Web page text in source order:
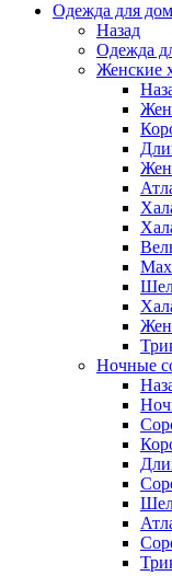
Одежда для
Назад
Одежда
Женские
Ночные